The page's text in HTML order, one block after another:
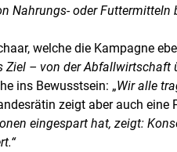
Nahrungs- oder Futtermitteln
welche die Kampagne
Ziel – von der
ins Bewusstsein: „Wir alle
zeigt aber auch eine
eingespart hat, zeigt: